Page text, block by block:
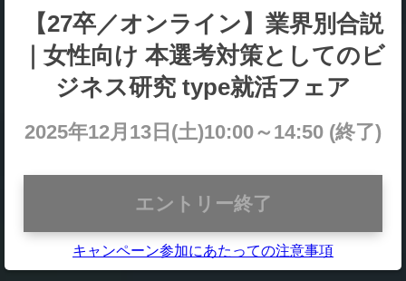
【27卒／オンライン】業界別合説
｜女性向け 本選考対策としてのビ
ジネス研究 type就活フェア
2025年12月13日(土)10:00～14:50 (終了)
エントリー終了
キャンペーン参加にあたっての注意事項